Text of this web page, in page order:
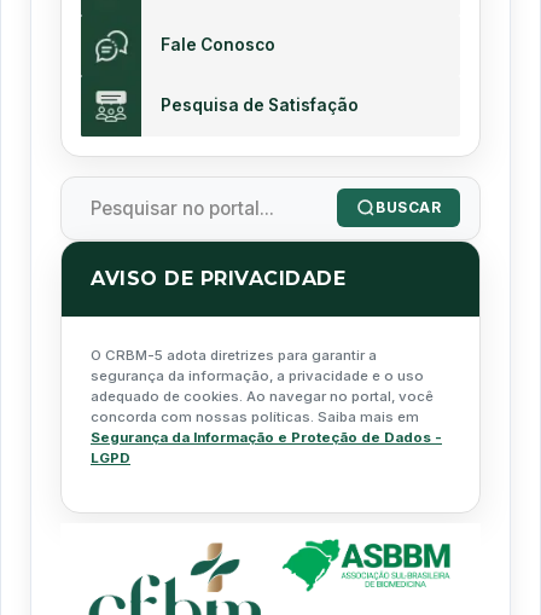
Fale Conosco
Pesquisa de Satisfação
BUSCAR
AVISO DE PRIVACIDADE
O CRBM-5 adota diretrizes para garantir a
segurança da informação, a privacidade e o uso
adequado de cookies. Ao navegar no portal, você
concorda com nossas políticas. Saiba mais em
Segurança da Informação e Proteção de Dados -
LGPD